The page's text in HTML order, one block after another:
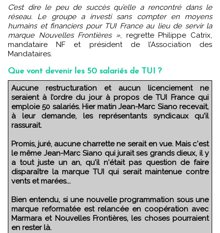
C’est dire le peu de succès qu’elle a rencontré dans le
réseau. Le groupe a investi sans compter en moyens
humains et financiers pour TUI France au lieu de servir la
marque Nouvelles Frontières », regrette Philippe Catrix,
mandataire NF et président de l’Association des
Mandataires.
Que vont devenir les 50 salariés de TUI ?
Aucune restructuration et aucun licenciement ne
seraient à l’ordre du jour à propos de TUI France qui
emploie 50 salariés. Hier matin Jean-Marc Siano recevait,
à leur demande, les représentants syndicaux qu'il
rassurait.
Promis, juré, aucune charrette ne serait en vue. Mais c'est
le même Jean-Marc Siano qui jurait ses grands dieux, il y
a tout juste un an, qu'il n'était pas question de faire
disparaître la marque TUI qui serait maintenue contre
vents et marées...
Bien entendu, si une nouvelle programmation sous une
marque reformatée est relancée en coopération avec
Marmara et Nouvelles Frontières, les choses pourraient
en rester là.